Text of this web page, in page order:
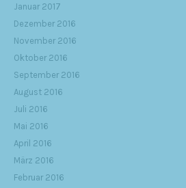
Januar 2017
Dezember 2016
November 2016
Oktober 2016
September 2016
August 2016
Juli 2016
Mai 2016
April 2016
März 2016
Februar 2016